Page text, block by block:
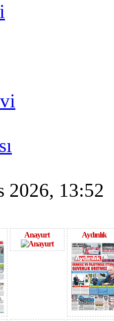
2026, 13:52
Anayurt Aydınlık